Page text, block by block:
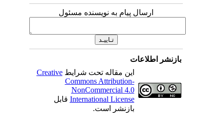
ارسال پیام به نویسنده مسئول
بازنشر اطلاعات
این مقاله تحت شرایطCreative
Commons Attribution-
NonCommercial 4.0
International Licenseقابل
بازنشر است.